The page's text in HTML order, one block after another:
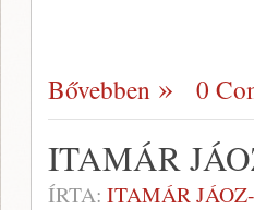
Bővebben 0
ITAMÁR
ÍRTA: ITAMÁR